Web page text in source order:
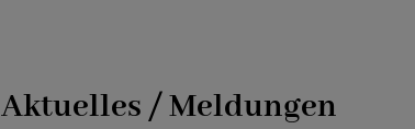
Aktuelles / Meldungen